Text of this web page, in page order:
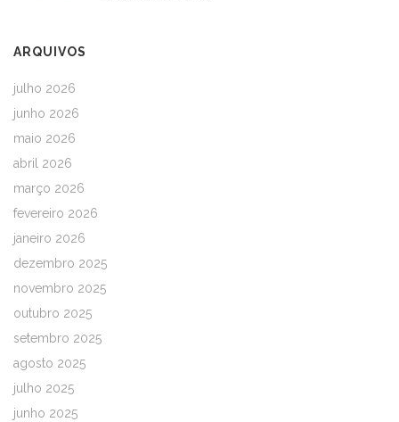
ARQUIVOS
julho 2026
junho 2026
maio 2026
abril 2026
março 2026
fevereiro 2026
janeiro 2026
dezembro 2025
novembro 2025
outubro 2025
setembro 2025
agosto 2025
julho 2025
junho 2025